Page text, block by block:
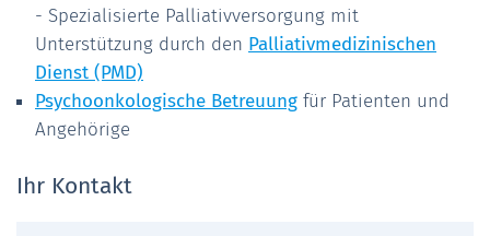
- Spezialisierte Palliativversorgung mit
Unterstützung durch den Palliativmedizinischen
Dienst (PMD)
Psychoonkologische Betreuung für Patienten und
Angehörige
Ihr Kontakt